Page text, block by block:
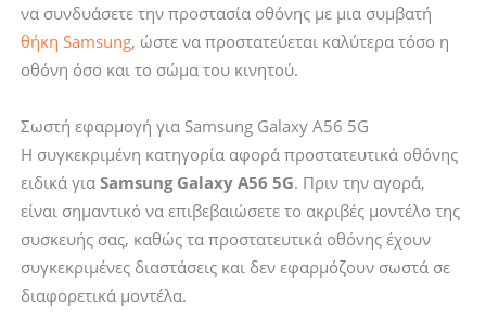
να συνδυάσετε την προστασία οθόνης με μια συμβατή
θήκη Samsung, ώστε να προστατεύεται καλύτερα τόσο η
οθόνη όσο και το σώμα του κινητού.
Σωστή εφαρμογή για Samsung Galaxy A56 5G
Η συγκεκριμένη κατηγορία αφορά προστατευτικά οθόνης
ειδικά για Samsung Galaxy A56 5G. Πριν την αγορά,
είναι σημαντικό να επιβεβαιώσετε το ακριβές μοντέλο της
συσκευής σας, καθώς τα προστατευτικά οθόνης έχουν
συγκεκριμένες διαστάσεις και δεν εφαρμόζουν σωστά σε
διαφορετικά μοντέλα.